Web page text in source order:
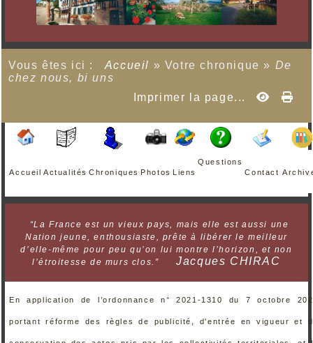
Vous êtes ici : Accueil » Votre chronique » De
chez nous, bi uns
Imprimer la page...
Accueil Actualités Chroniques Photos Liens
Questions
Contact
“La France est un vieux pays, mais elle est aussi une
Nation jeune, enthousiaste, prête à libérer le meilleur
d’elle-même pour peu qu’on lui montre l’horizon, et non
l’étroitesse de murs clos.”
Jacques CHIRAC
En application de l’ordonnance n° 2021-1310 du 7 octobre
portant réforme des règles de publicité, d'entrée en vigueur et